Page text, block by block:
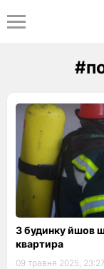
З будинку йшов
квартира
09 травня 2025, 23:27